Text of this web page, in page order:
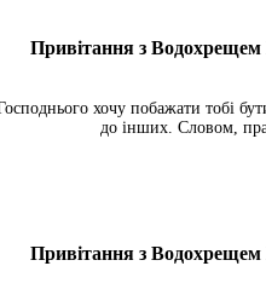
Привітання з
хочу побажати тобі
до інших. Словом,
Привітання з